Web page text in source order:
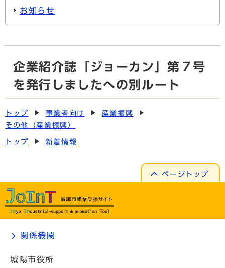
お知らせ
企業紹介誌「ジョーカン」第７号
を発行しましたへの別ルート
トップ 事業者向け
産業振興
その他（産業振興）
トップ 新着情報
ページトップ
関係機関
城陽市役所